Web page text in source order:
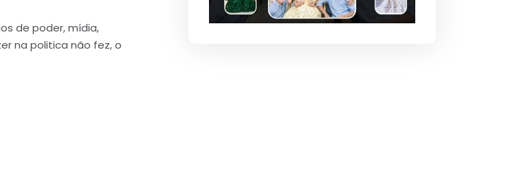
de poder, mídia,
na politica não fez, o